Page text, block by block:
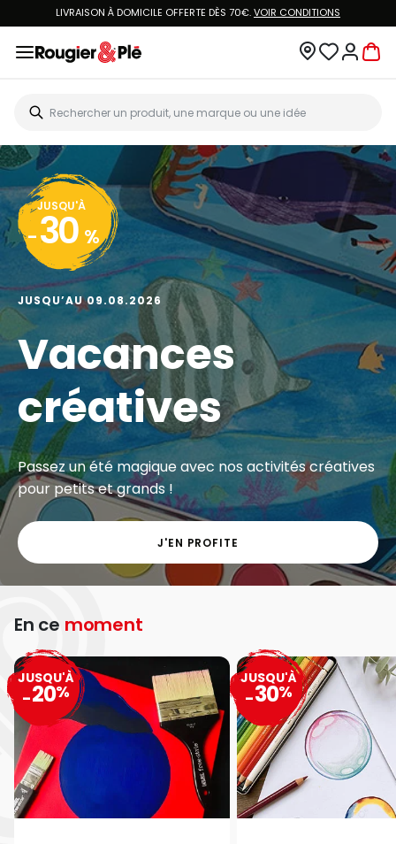
LIVRAISON À DOMICILE OFFERTE DÈS 70€.VOIR CONDITIONS
JUSQU'À
- 30 %
JUSQU’AU 09.08.2026
Vacances
créatives
Passez un été magique avec nos activités créatives
pour petits et grands !
J'EN PROFITE
En ce moment
JUSQU'À
-20%
JUSQU'À
-30%